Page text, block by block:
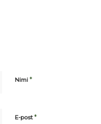
Nimi *
E-post*